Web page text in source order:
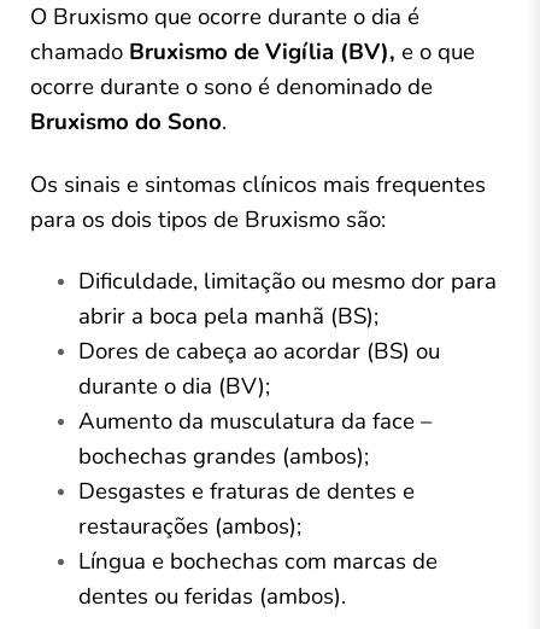
O Bruxismo que ocorre durante o dia é
chamado Bruxismo de Vigília (BV), e o que
ocorre durante o sono é denominado de
Bruxismo do Sono.
Os sinais e sintomas clínicos mais frequentes
para os dois tipos de Bruxismo são:
Dificuldade, limitação ou mesmo dor para
abrir a boca pela manhã (BS);
Dores de cabeça ao acordar (BS) ou
durante o dia (BV);
Aumento da musculatura da face –
bochechas grandes (ambos);
Desgastes e fraturas de dentes e
restaurações (ambos);
Língua e bochechas com marcas de
dentes ou feridas (ambos).